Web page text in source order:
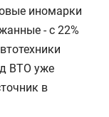
иномарки
- с 22%
ВТО уже
в